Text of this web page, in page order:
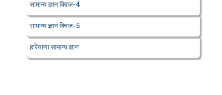
सामान्य ज्ञान क्विज-4
सामान्य ज्ञान क्विज-5
हरियाणा सामान्य ज्ञान